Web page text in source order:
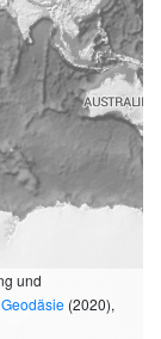
und
(2020),